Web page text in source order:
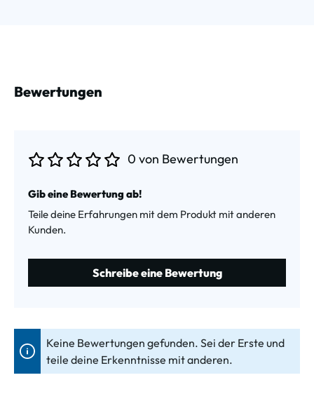
Bewertungen
0 von Bewertungen
Gib eine Bewertung ab!
Teile deine Erfahrungen mit dem Produkt mit anderen
Kunden.
Schreibe eine Bewertung
Keine Bewertungen gefunden. Sei der Erste und
teile deine Erkenntnisse mit anderen.